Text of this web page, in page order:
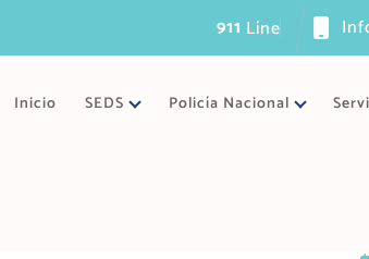
nea únic
Inicio SEDS Policía Nacional